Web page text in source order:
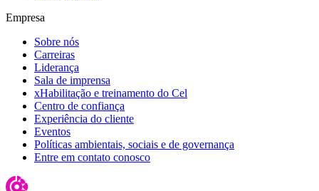
Empresa
Sobre nós
Carreiras
Liderança
Sala de imprensa
xHabilitação e treinamento do Cel
Centro de confiança
Experiência do cliente
Eventos
Políticas ambientais, sociais e de governança
Entre em contato conosco